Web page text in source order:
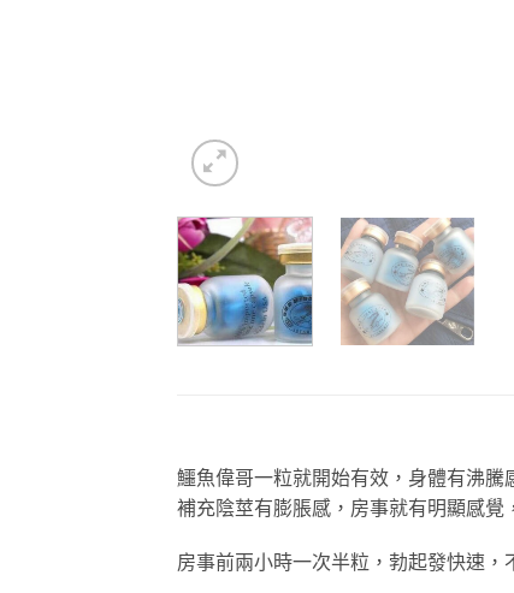
鱷魚偉哥一粒就開始有效，身體有沸騰
補充陰莖有膨脹感，房事就有明顯感覺
房事前兩小時一次半粒，勃起發快速，